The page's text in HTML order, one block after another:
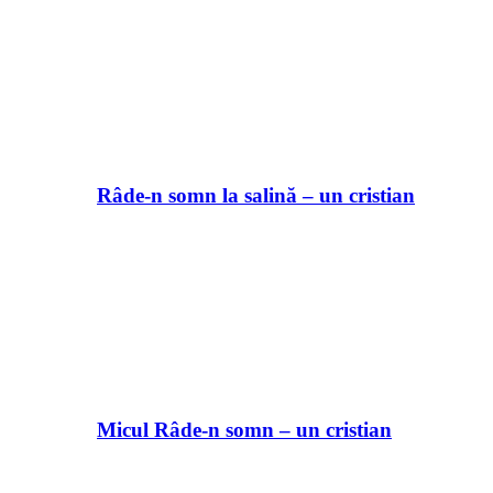
Râde-n somn la salină – un cristian
Micul Râde-n somn – un cristian